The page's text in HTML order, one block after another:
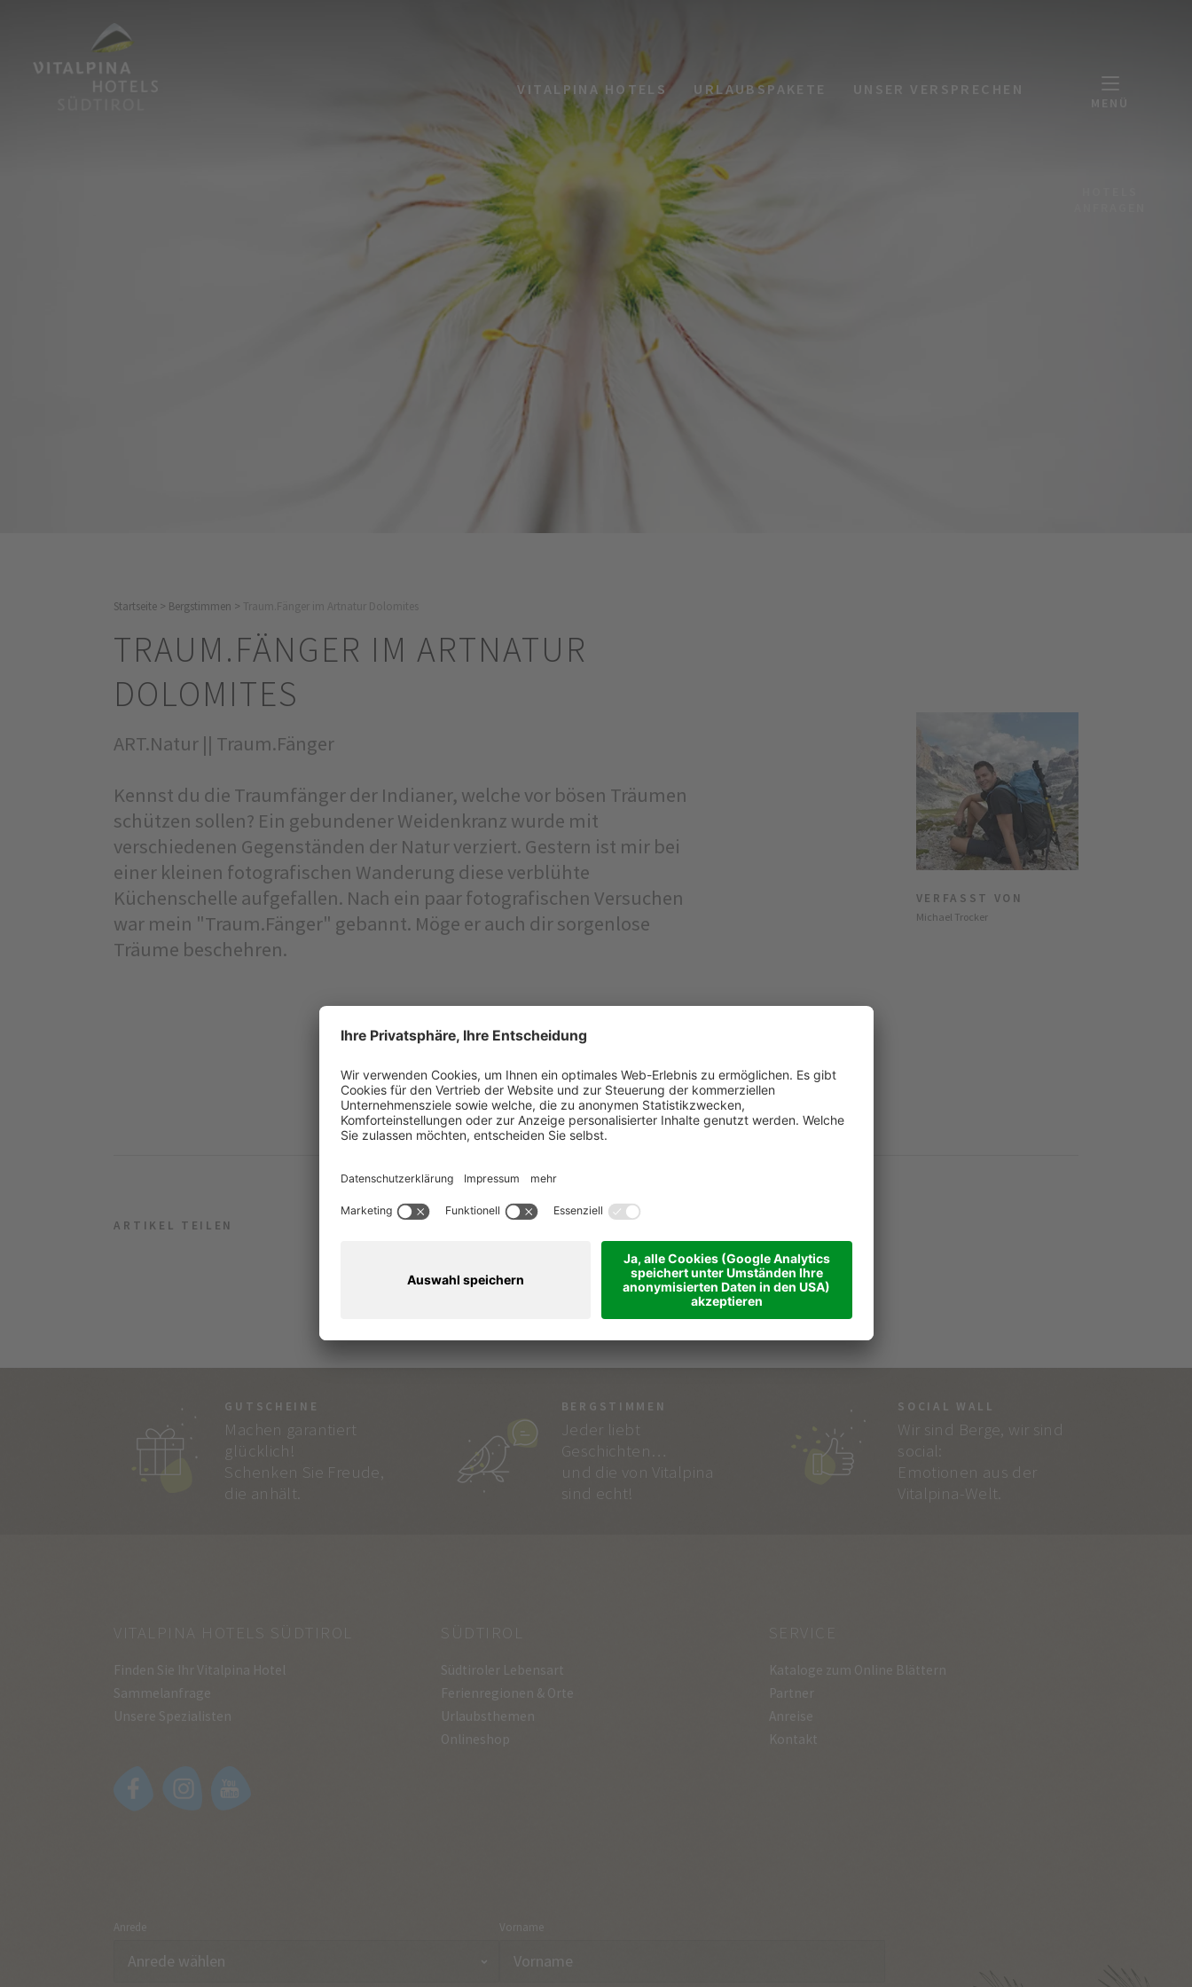
VITALPINA HOTELS URLAUBSPAKETE UNSER VERSPRECHEN
MENÜ
Startseite > Bergstimmen > Traum.Fänger im Artnatur Dolomites
TRAUM.FÄNGER IM ARTNATUR
DOLOMITES
ART.Natur || Traum.Fänger
Kennst du die Traumfänger der Indianer, welche vor bösen Träumen
schützen sollen? Ein gebundener Weidenkranz wurde mit
verschiedenen Gegenständen der Natur verziert. Gestern ist mir bei
einer kleinen fotografischen Wanderung diese verblühte
Küchenschelle aufgefallen. Nach ein paar fotografischen Versuchen
war mein "Traum.Fänger" gebannt. Möge er auch dir sorgenlose
Träume beschehren.
VERFASST VON
Michael Trocker
ARTIKEL TEILEN
GUTSCHEINE
Machen garantiert
glücklich!
Schenken Sie Freude,
die anhält.
BERGSTIMMEN
Jeder liebt
Geschichten…
und die von Vitalpina
sind echt!
SOCIAL WALL
Wir sind Berge, wir sind
social:
Emotionen aus der
Vitalpina-Welt.
VITALPINA HOTELS SÜDTIROL
Finden Sie Ihr Vitalpina Hotel
Sammelanfrage
Unsere Spezialisten
SÜDTIROL
Südtiroler Lebensart
Ferienregionen & Orte
Urlaubsthemen
Onlineshop
SERVICE
Kataloge zum Online Blättern
Partner
Anreise
Kontakt
Anrede Vorname